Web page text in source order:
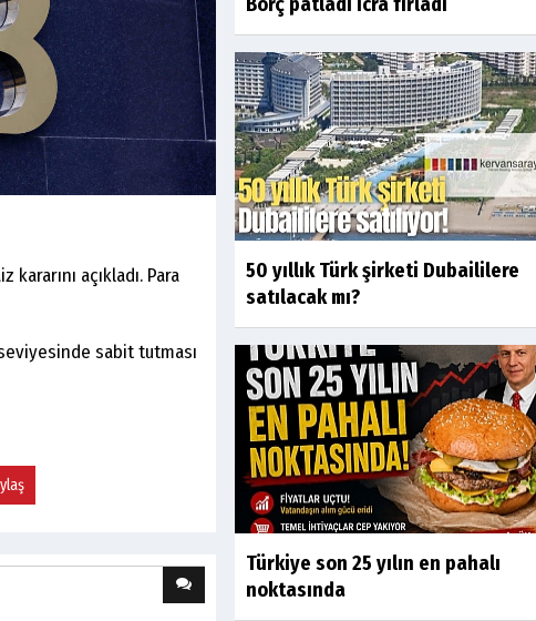
açıkladı. Para
sabit tutması
50 yıllık Türk şirketi Dubaililere
satılacak mı?
Türkiye son 25 yılın en pahalı
noktasında